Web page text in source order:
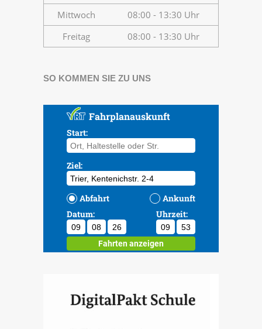
Mittwoch
08:00 - 13:30 Uhr
Freitag
08:00 - 13:30 Uhr
SO KOMMEN SIE ZU UNS